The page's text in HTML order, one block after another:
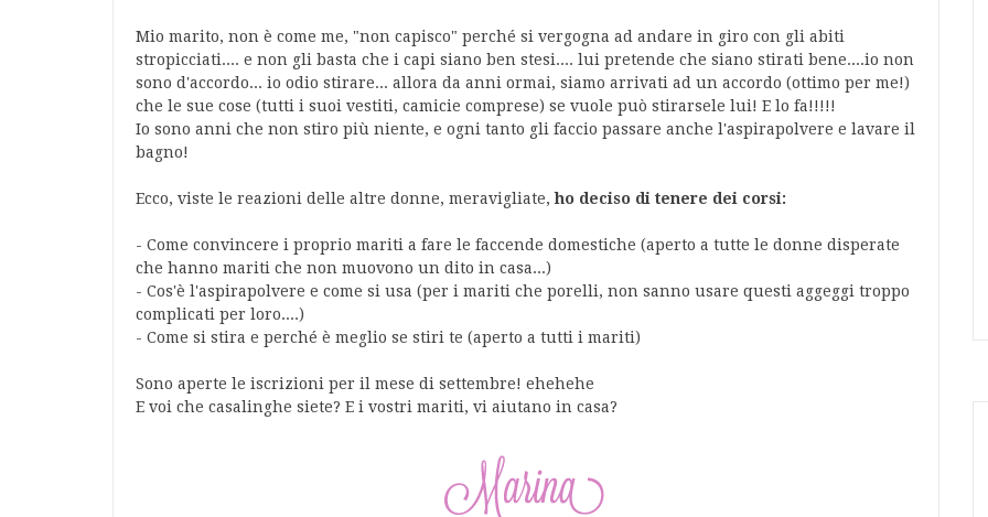
Mio marito, non è come me, "non capisco" perché si vergogna ad andare in giro con gli abiti
stropicciati.... e non gli basta che i capi siano ben stesi.... lui pretende che siano stirati bene....io non
sono d'accordo... io odio stirare... allora da anni ormai, siamo arrivati ad un accordo (ottimo per me!)
che le sue cose (tutti i suoi vestiti, camicie comprese) se vuole può stirarsele lui! E lo fa!!!!!
Io sono anni che non stiro più niente, e ogni tanto gli faccio passare anche l'aspirapolvere e lavare il
bagno!
Ecco, viste le reazioni delle altre donne, meravigliate,ho deciso di tenere dei corsi:
- Come convincere i proprio mariti a fare le faccende domestiche (aperto a tutte le donne disperate
che hanno mariti che non muovono un dito in casa...)
- Cos'è l'aspirapolvere e come si usa (per i mariti che porelli, non sanno usare questi aggeggi troppo
complicati per loro....)
- Come si stira e perché è meglio se stiri te (aperto a tutti i mariti)
Sono aperte le iscrizioni per il mese di settembre! ehehehe
E voi che casalinghe siete? E i vostri mariti, vi aiutano in casa?